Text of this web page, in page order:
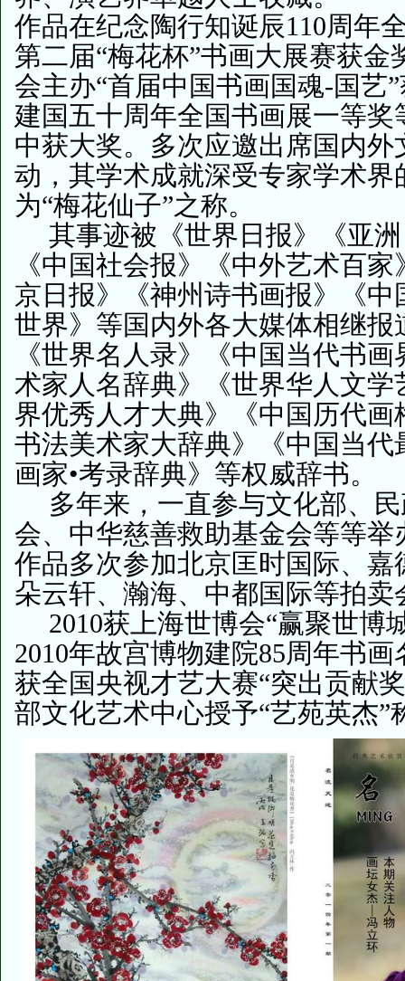
作品在纪念陶行知诞辰110周年
第二届“梅花杯”书画大展赛获金
会主办“首届中国书画国魂-国艺
建国五十周年全国书画展一等
中获大奖。多次应邀出席国内外
动，其学术成就深受专家学术界
为“梅花仙子”之称。
其事迹被《世界日报》《亚洲
《中国社会报》《中外艺术百
京日报》《神州诗书画报》《
世界》等国内外各大媒体相继报
《世界名人录》《中国当代书
术家人名辞典》《世界华人文
界优秀人才大典》《中国历代
书法美术家大辞典》《中国当
画家•考录辞典》等权威辞书。
多年来，一直参与文化部、民
会、中华慈善救助基金会等等
作品多次参加北京匡时国际、
朵云轩、瀚海、中都国际等拍卖
2010获上海世博会“赢聚世博
2010年故宫博物建院85周年书
获全国央视才艺大赛“突出贡献
部文化艺术中心授予“艺苑英杰”